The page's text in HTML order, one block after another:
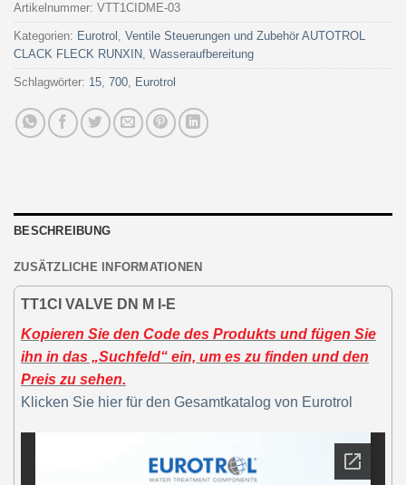
Artikelnummer: VTT1CIDME-03
Kategorien: Eurotrol , Ventile Steuerungen und Zubehör AUTOTROL
CLACK FLECK RUNXIN, Wasseraufbereitung
Schlagwörter: 15, 700, Eurotrol
BESCHREIBUNG
ZUSÄTZLICHE INFORMATIONEN
TT1CI VALVE DN M I-E
Kopieren Sie den Code des Produkts und fügen Sie
ihn in das „Suchfeld“ ein, um es zu finden und den
Preis zu sehen.
Klicken Sie hier für den Gesamtkatalog von Eurotrol